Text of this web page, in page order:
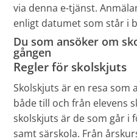
via denna e-tjänst.
enligt datumet som står i
Du som ansöker om
gången
Regler för skolskjuts
Skolskjuts är en resa som
både till och från elevens
skolskjuts är de som går i
samt särskola. Från